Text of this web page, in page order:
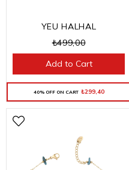
YEU HALHAL
₺499,00
Add to Cart
40% OFF ON CART ₺299,40